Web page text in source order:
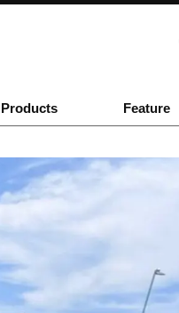
Products Feature